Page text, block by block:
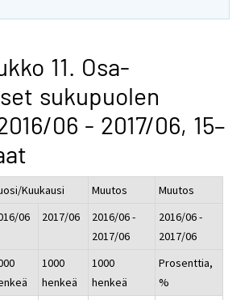
11. Osa-
sukupuolen
06 - 2017/06, 15–
Kuukausi Muutos
Muutos
06
2017/06
2016/06 -
2017/06
2016/06 -
2017/06
1000
henkeä
1000
henkeä
Prosenttia,
%